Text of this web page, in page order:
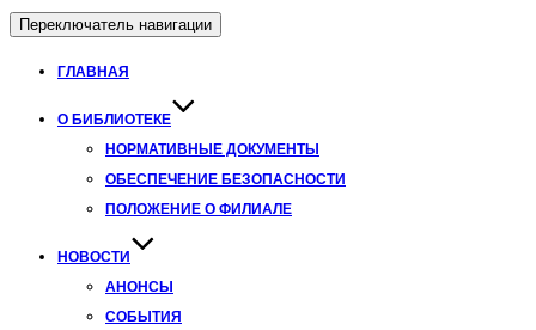
Переключатель навигации
ГЛАВНАЯ
О БИБЛИОТЕКЕ
НОРМАТИВНЫЕ ДОКУМЕНТЫ
ОБЕСПЕЧЕНИЕ БЕЗОПАСНОСТИ
ПОЛОЖЕНИЕ О ФИЛИАЛЕ
НОВОСТИ
АНОНСЫ
СОБЫТИЯ